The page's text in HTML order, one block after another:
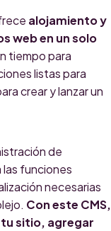
alojamiento y
web en un solo
tiempo para
listas para
crear y lanzar un
de
funciones
necesarias
Con este CMS,
tu sitio, agregar